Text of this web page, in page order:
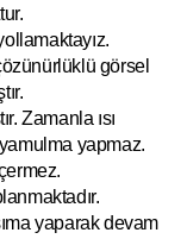
görsel
Zamanla ısı
a yapmaz.
tadır.
yaparak devam